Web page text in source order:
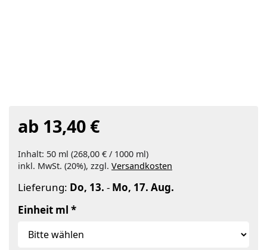
ab 13,40 €
Inhalt: 50 ml (268,00 € / 1000 ml)
inkl. MwSt. (20%), zzgl. Versandkosten
Lieferung: Do, 13. - Mo, 17. Aug.
Einheit ml